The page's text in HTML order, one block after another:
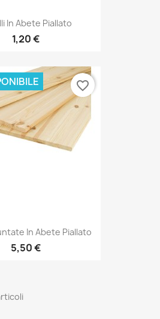
In Abete Piallato
1,20 €
In Abete Piallato
5,50 €
favorite_border